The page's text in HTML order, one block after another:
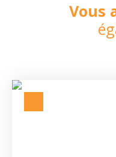
Vous